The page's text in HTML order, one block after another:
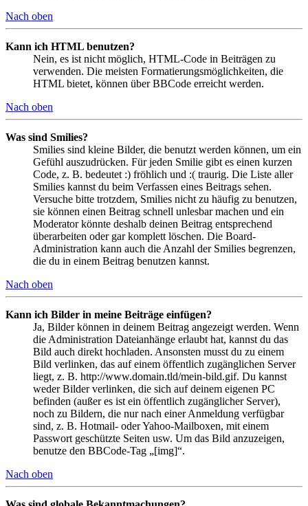
Nach oben
Kann ich HTML benutzen?
Nein, es ist nicht möglich, HTML-Code in Beiträgen zu
verwenden. Die meisten Formatierungsmöglichkeiten, die
HTML bietet, können über BBCode erreicht werden.
Nach oben
Was sind Smilies?
Smilies sind kleine Bilder, die benutzt werden können, um ein
Gefühl auszudrücken. Für jeden Smilie gibt es einen kurzen
Code, z. B. bedeutet :) fröhlich und :( traurig. Die Liste aller
Smilies kannst du beim Verfassen eines Beitrags sehen.
Versuche bitte trotzdem, Smilies nicht zu häufig zu benutzen,
sie können einen Beitrag schnell unlesbar machen und ein
Moderator könnte deshalb deinen Beitrag entsprechend
überarbeiten oder gar komplett löschen. Die Board-
Administration kann auch die Anzahl der Smilies begrenzen,
die du in einem Beitrag benutzen kannst.
Nach oben
Kann ich Bilder in meine Beiträge einfügen?
Ja, Bilder können in deinem Beitrag angezeigt werden. Wenn
die Administration Dateianhänge erlaubt hat, kannst du das
Bild auch direkt hochladen. Ansonsten musst du zu einem
Bild verlinken, das auf einem öffentlich zugänglichen Server
liegt, z. B. http://www.domain.tld/mein-bild.gif. Du kannst
weder Bilder verlinken, die sich auf deinem eigenen PC
befinden (außer es ist ein öffentlich zugänglicher Server),
noch zu Bildern, die nur nach einer Anmeldung verfügbar
sind, z. B. Hotmail- oder Yahoo-Mailboxen, mit einem
Passwort geschützte Seiten usw. Um das Bild anzuzeigen,
benutze den BBCode-Tag „[img]“.
Nach oben